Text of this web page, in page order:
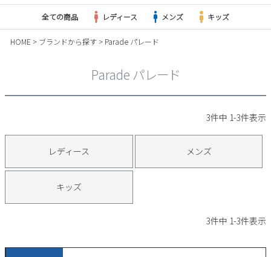
レインシューズ
パンプス
すべての商品
サンダル
スニーカー
キッズ
すべての商品
全ての商品 レディース メンズ キッズ
HOME ブランドから探す Parade パレード
Parade パレード
3件中 1-3件表示
レディース メンズ
キッズ
3件中 1-3件表示